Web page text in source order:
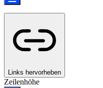
Links hervorheben
Zeilenhöhe